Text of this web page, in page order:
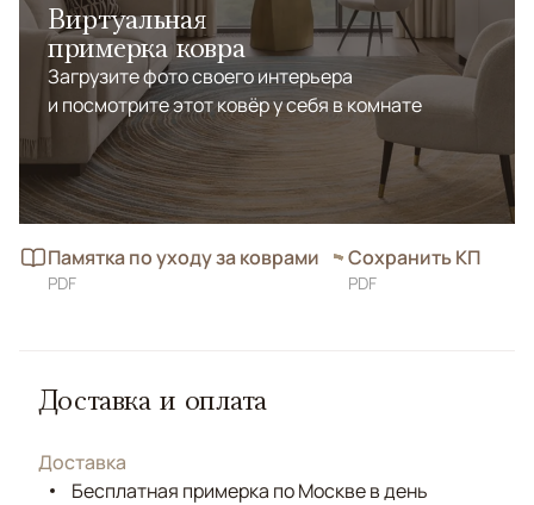
Виртуальная
примерка ковра
Загрузите фото своего интерьера
и посмотрите этот ковёр у себя в комнате
Памятка по уходу за коврами
PDF
Сохранить КП
PDF
Доставка и оплата
Доставка
Бесплатная примерка по Москве в день